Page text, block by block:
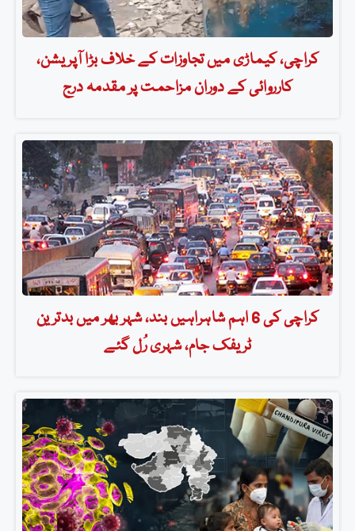
کراچی، کیماڑی میں تجاوزات کے خلاف بڑا آپریشن،
کارروائی کے دوران مزاحمت پر مقدمہ درج
کراچی کی 6 اہم شاہراہیں بند، شہر بھر میں بدترین
ٹریفک جام، شہری رُل گئے